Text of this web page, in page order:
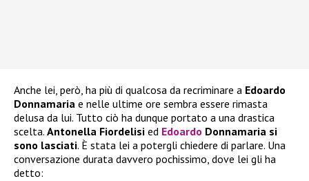
Anche lei, però, ha più di qualcosa da recriminare a Edoardo
Donnamaria e nelle ultime ore sembra essere rimasta
delusa da lui. Tutto ciò ha dunque portato a una drastica
scelta. Antonella Fiordelisi ed Edoardo Donnamaria si
sono lasciati. È stata lei a potergli chiedere di parlare. Una
conversazione durata davvero pochissimo, dove lei gli ha
detto: